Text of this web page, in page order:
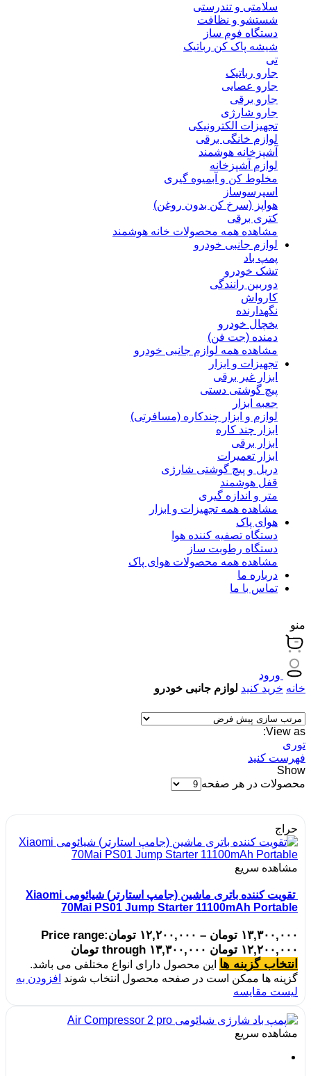
سلامتی و تندرستی
شستشو و نظافت
دستگاه فوم ساز
شیشه پاک کن رباتیک
تی
جارو رباتیک
جارو عصایی
جارو برقی
جارو شارژی
تجهیزات الکترونیکی
لوازم خانگی برقی
آشپزخانه هوشمند
لوازم آشپزخانه
مخلوط کن و آبمیوه گیری
اسپرسوساز
هواپز (سرخ کن بدون روغن)
کتری برقی
مشاهده همه محصولات خانه هوشمند
لوازم جانبی خودرو
پمپ باد
تشک خودرو
دوربین رانندگی
کارواش
نگهدارنده
یخچال خودرو
دمنده (جت فن)
مشاهده همه لوازم جانبی خودرو
تجهیزات و ابزار
ابزار غیر برقی
پیچ گوشتی دستی
جعبه ابزار
لوازم و ابزار چندکاره (مسافرتی)
ابزار چند کاره
ابزار برقی
ابزار تعمیرات
دریل و پیچ گوشتی شارژی
قفل هوشمند
متر و اندازه گیری
مشاهده همه تجهیزات و ابزار
هوای پاک
دستگاه تصفیه کننده هوا
دستگاه رطوبت ساز
مشاهده همه محصولات هوای پاک
درباره ما
تماس با ما
منو
ورود
خانه خرید کنید لوازم جانبی خودرو
View as:
توری
فهرست کنید
Show
محصولات در هر صفحه
حراج
مشاهده سریع
تقویت کننده باتری ماشین (جامپ استارتر) شیائومی Xiaomi
70Mai PS01 Jump Starter 11100mAh Portable
۱۳,۳۰۰,۰۰۰ تومان – ۱۲,۲۰۰,۰۰۰ تومانPrice range:
۱۲,۲۰۰,۰۰۰ تومان through ۱۳,۳۰۰,۰۰۰ تومان
انتخاب گزینه ها این محصول دارای انواع مختلفی می باشد.
گزینه ها ممکن است در صفحه محصول انتخاب شوند افزودن به
لیست مقایسه
مشاهده سریع